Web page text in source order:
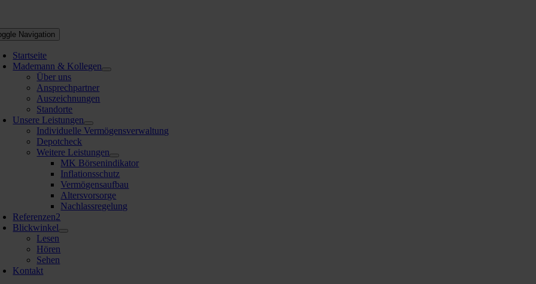
Navigation
Startseite
Mademann & Kollegen
Über uns
Ansprechpartner
Auszeichnungen
Standorte
Unsere Leistungen
Individuelle Vermögensverwaltung
Depotcheck
Weitere Leistungen
MK Börsenindikator
Inflationsschutz
Vermögensaufbau
Altersvorsorge
Nachlassregelung
Referenzen2
Blickwinkel
Lesen
Hören
Sehen
Kontakt